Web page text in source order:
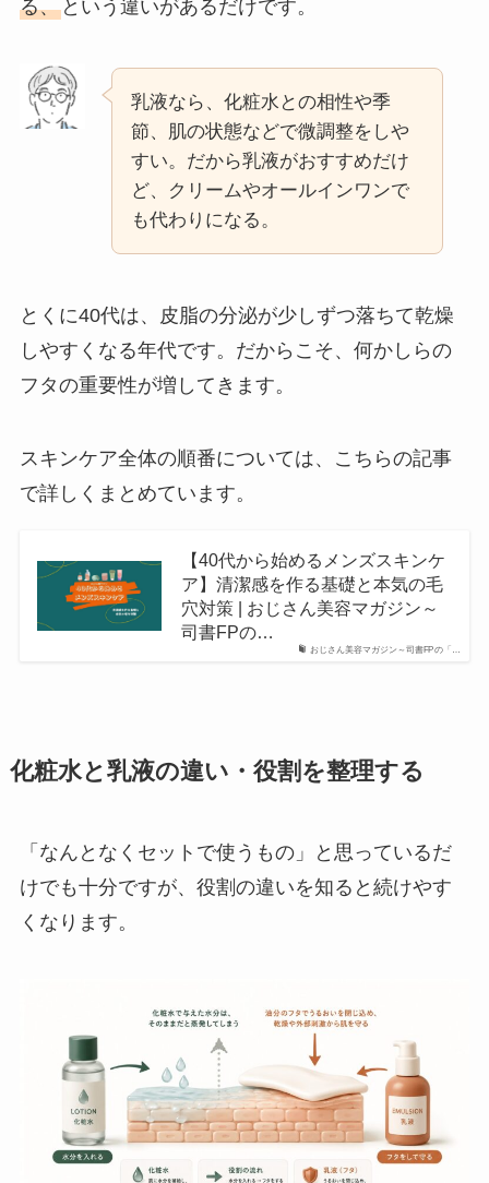
る、という違いがあるだけです。
乳液なら、化粧水との相性や季
節、肌の状態などで微調整をしや
すい。だから乳液がおすすめだけ
ど、クリームやオールインワンで
も代わりになる。
とくに40代は、皮脂の分泌が少しずつ落ちて乾燥
しやすくなる年代です。だからこそ、何かしらの
フタの重要性が増してきます。
スキンケア全体の順番については、こちらの記事
で詳しくまとめています。
おじさん美容マガジン～司書FPの「…
【40代から始めるメンズスキンケ
ア】清潔感を作る基礎と本気の毛
穴対策 | おじさん美容マガジン～
司書FPの…
化粧水と乳液の違い・役割を整理する
「なんとなくセットで使うもの」と思っているだ
けでも十分ですが、役割の違いを知ると続けやす
くなります。